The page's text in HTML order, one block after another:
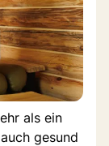
als ein
gesund